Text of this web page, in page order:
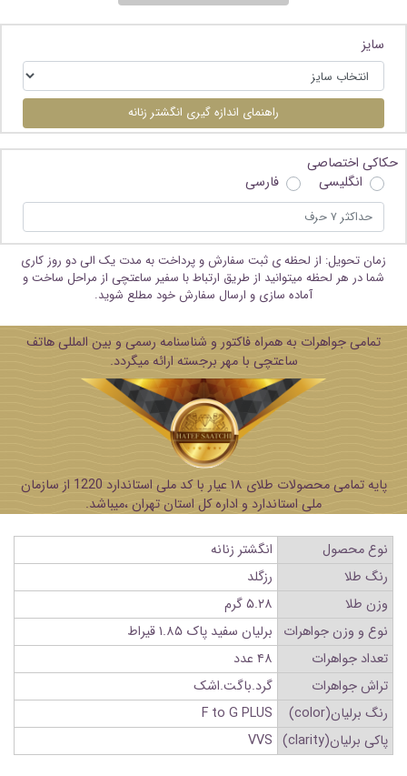
سایز
راهنمای اندازه گیری انگشتر زنانه
حکاکی اختصاصی
انگلیسی
فارسی
زمان تحویل: از لحظه ی ثبت سفارش و پرداخت به مدت یک الی دو روز کاری
شما در هر لحظه میتوانید از طریق ارتباط با سفیر ساعتچی از مراحل ساخت و
آماده سازی و ارسال سفارش خود مطلع شوید.
تمامی جواهرات به همراه فاکتور و شناسنامه رسمی و بین المللی هاتف
ساعتچی با مهر برجسته ارائه میگردد.
پایه تمامی محصولات طلای ۱۸ عیار با کد ملی استاندارد 1220 از سازمان
ملی استاندارد و اداره کل استان تهران ،میباشد.
نوع محصول
انگشتر زنانه
رنگ طلا
رزگلد
وزن طلا
۵.۲۸ گرم
نوع و وزن جواهرات
برلیان سفید پاک ۱.۸۵ قیراط
تعداد جواهرات
۴۸ عدد
تراش جواهرات
گرد.باگت.اشک
رنگ برلیان(color)
F to G PLUS
پاکی برلیان(clarity)
VVS